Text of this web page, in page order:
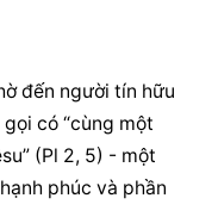
đến người tín hữu
có “cùng một
(Pl 2, 5) - một
phúc và phần